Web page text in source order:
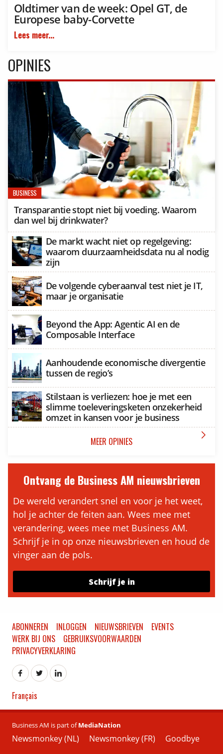
Oldtimer van de week: Opel GT, de
Europese baby-Corvette
Lees meer...
OPINIES
BUSINESS
Transparantie stopt niet bij voeding. Waarom
dan wel bij drinkwater?
De markt wacht niet op regelgeving:
waarom duurzaamheidsdata nu al nodig
zijn
De volgende cyberaanval test niet je IT,
maar je organisatie
Beyond the App: Agentic AI en de
Composable Interface
Aanhoudende economische divergentie
tussen de regio’s
Stilstaan is verliezen: hoe je met een
slimme toeleveringsketen onzekerheid
omzet in kansen voor je business
MEER OPINIES

Ontvang de Business AM nieuwsbrieven
De wereld verandert snel en voor je het weet,
hol je achter de feiten aan. Wees mee met
verandering, wees mee met Business AM.
Schrijf je in op onze nieuwsbrieven en houd de
vinger aan de pols.
Schrijf je in
ABONNEREN INLOGGEN NIEUWSBRIEVEN
EVENTS
WERK BIJ ONS
GEBRUIKSVOORWAARDEN
PRIVACYVERKLARING
Français
Business AM is part ofMediaNation
Newsmonkey (NL) Newsmonkey (FR) Goodbye